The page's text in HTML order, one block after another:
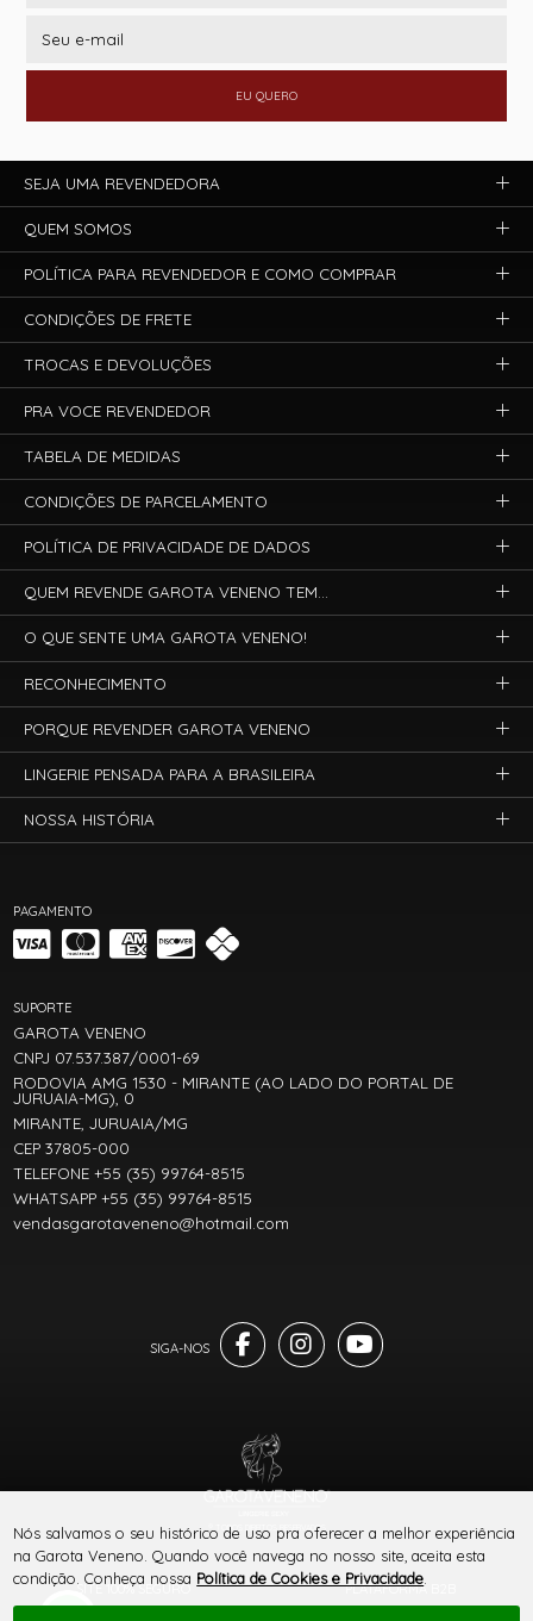
EU QUERO
PAGAMENTO
SITE 100% SEGURO PLATAFORMA B2B
SUPORTE
GAROTA VENENO
CNPJ 07.537.387/0001-69
RODOVIA AMG 1530 - MIRANTE (AO LADO DO PORTAL DE
JURUAIA-MG), 0
MIRANTE, JURUAIA/MG
CEP 37805-000
TELEFONE +55 (35) 99764-8515
WHATSAPP +55 (35) 99764-8515
vendasgarotaveneno@hotmail.com
SEJA UMA REVENDEDORA
QUEM SOMOS
POLÍTICA PARA REVENDEDOR E COMO COMPRAR
CONDIÇÕES DE FRETE
TROCAS E DEVOLUÇÕES
PRA VOCE REVENDEDOR
TABELA DE MEDIDAS
CONDIÇÕES DE PARCELAMENTO
POLÍTICA DE PRIVACIDADE DE DADOS
QUEM REVENDE GAROTA VENENO TEM...
O QUE SENTE UMA GAROTA VENENO!
RECONHECIMENTO
PORQUE REVENDER GAROTA VENENO
LINGERIE PENSADA PARA A BRASILEIRA
NOSSA HISTÓRIA
® TODOS DIREITOS RESERVADOS
Nós salvamos o seu histórico de uso pra oferecer a melhor experiência
na Garota Veneno. Quando você navega no nosso site, aceita esta
condição. Conheça nossa Política de Cookies e Privacidade